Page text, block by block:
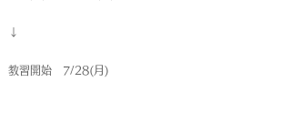
↓
教習開始 7/28(月)